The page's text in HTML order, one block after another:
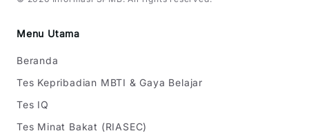
Menu Utama
Beranda
Tes Kepribadian MBTI & Gaya Belajar
Tes IQ
Tes Minat Bakat (RIASEC)